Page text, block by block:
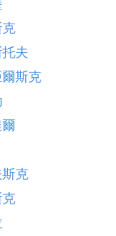
夫
斯克
克